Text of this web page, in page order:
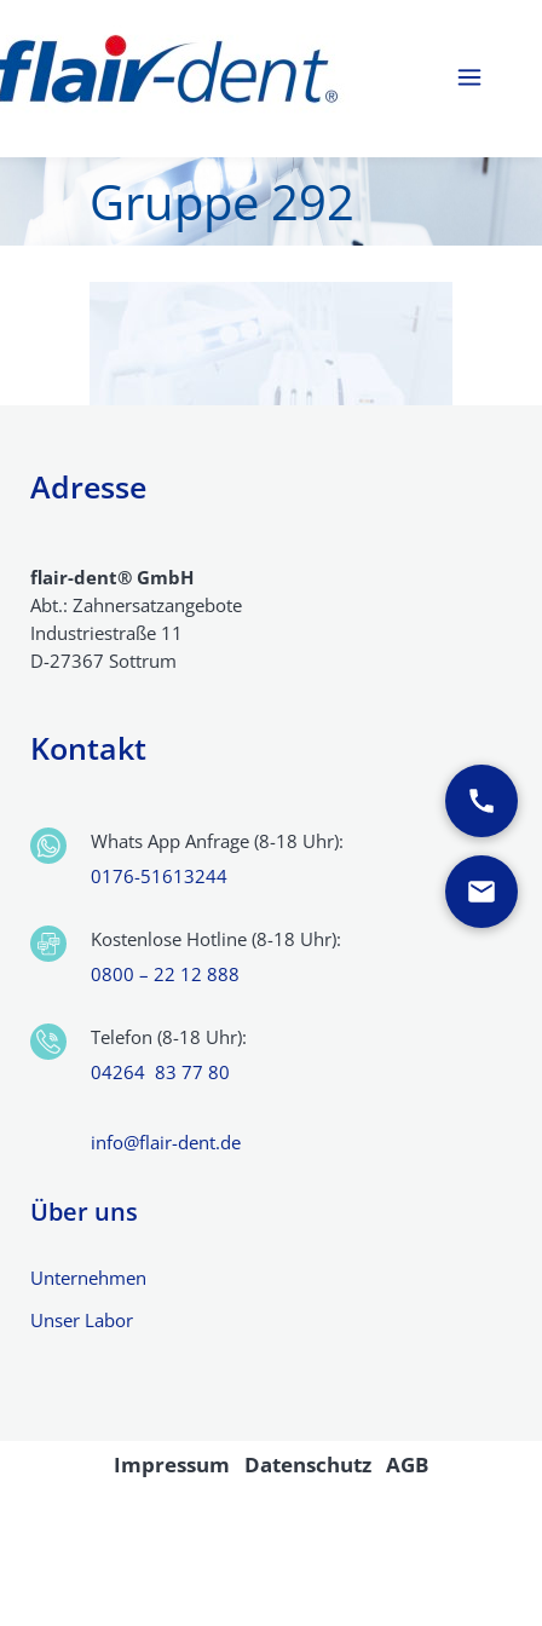
Gruppe 292
Adresse
flair-dent® GmbH
Abt.: Zahnersatzangebote
Industriestraße 11
D-27367 Sottrum
Kontakt
Whats App Anfrage (8-18 Uhr):
0176-51613244
Kostenlose Hotline (8-18 Uhr):
0800 – 22 12 888
Telefon (8-18 Uhr):
04264 83 77 80
info@flair-dent.de
Über uns
Unternehmen
Unser Labor
Impressum Datenschutz AGB